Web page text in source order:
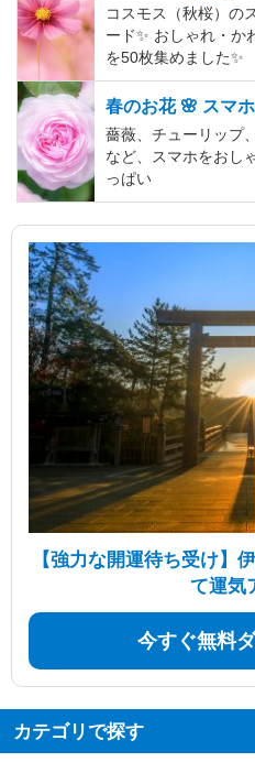
コスモス（秋桜）の
ード✨️ おしゃれ・か
を50枚集めました✨️
春のお花 🌸 スマ
薔薇、チューリップ
など、スマホをおし
っぱい
【強力な開運待ち受け】
て運気
今すぐ無料
カテゴリで探す